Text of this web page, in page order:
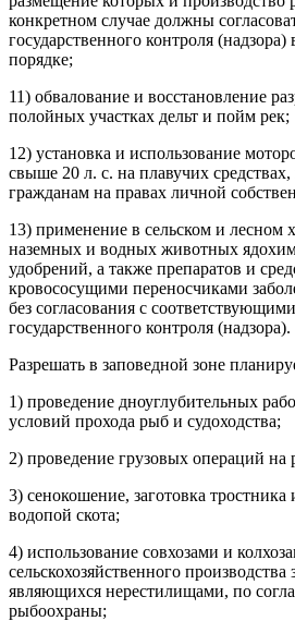
конкретном случае должны
государственного контроля
порядке;
11) обвалование и восстановление
полойных участках дельт и пойм рек;
12) установка и использование
свыше 20 л. с. на плавучих
гражданам на правах личной
13) применение в сельском и лесном
наземных и водных животных
удобрений, а также препаратов и
кровососущими переносчиками
без согласования с
государственного контроля (надзора).
Разрешать в заповедной зоне
1) проведение дноуглубительных
условий прохода рыб и судоходства;
2) проведение грузовых операций на
3) сенокошение, заготовка
водопой скота;
4) использование совхозами и
сельскохозяйственного
являющихся нерестилищами, по
рыбоохраны;